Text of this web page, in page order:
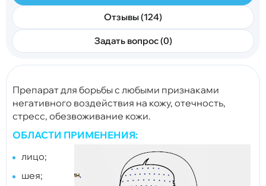
Отзывы (124)
Задать вопрос (0)
Препарат для борьбы с любыми признаками
негативного воздействия на кожу, отечность,
стресс, обезвоживание кожи.
ОБЛАСТИ ПРИМЕНЕНИЯ:
лицо;
шея;